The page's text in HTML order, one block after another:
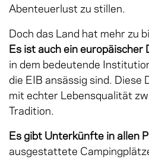
Abenteuerlust zu stillen.
Doch das Land hat mehr zu
Es ist auch ein europäischer
in dem bedeutende
die EIB ansässig sind. Diese
mit echter Lebensqualität
Tradition.
Es gibt Unterkünfte in allen
ausgestattete